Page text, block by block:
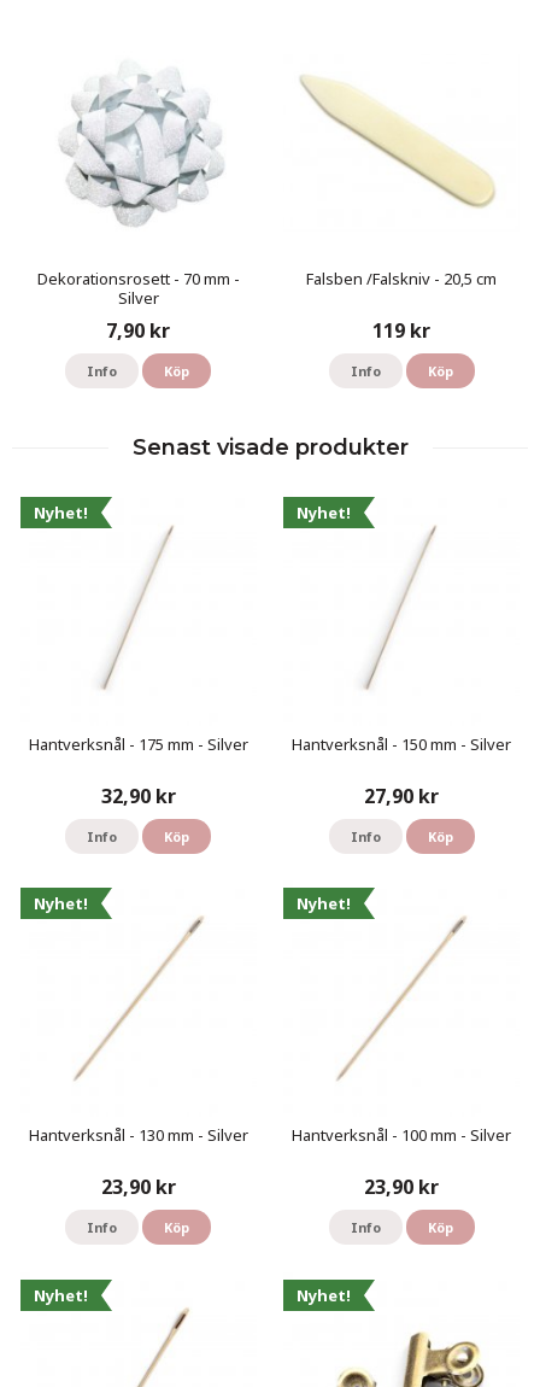
Dekorationsrosett - 70 mm -
Silver
7,90 kr
Info Köp
Falsben /Falskniv - 20,5 cm
119 kr
Info Köp
Senast visade produkter
Nyhet!
Hantverksnål - 175 mm - Silver
32,90 kr
Info Köp
Nyhet!
Hantverksnål - 150 mm - Silver
27,90 kr
Info Köp
Nyhet!
Hantverksnål - 130 mm - Silver
23,90 kr
Info Köp
Nyhet!
Hantverksnål - 100 mm - Silver
23,90 kr
Info Köp
Nyhet! Nyhet!